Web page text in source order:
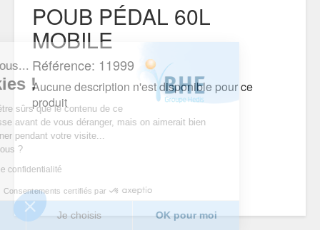
nous...
!
d’être sûrs que le contenu de ce
avant de vous déranger, mais on aimerait bien
pendant votre visite...
vous ?
de confidentialité
Consentements certifiés par
Je choisis OK pour moi
POUB PÉDAL 60L
MOBILE
Référence: 11999
Aucune description n'est disponible pour ce
produit